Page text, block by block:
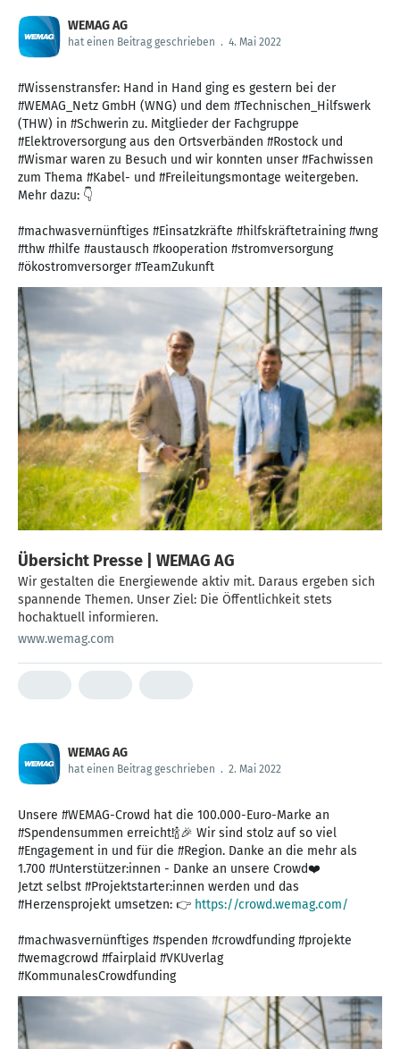
WEMAG AG
hat einen Beitrag geschrieben . 4. Mai 2022
#Wissenstransfer: Hand in Hand ging es gestern bei der
#WEMAG_Netz GmbH (WNG) und dem #Technischen_Hilfswerk
(THW) in #Schwerin zu. Mitglieder der Fachgruppe
#Elektroversorgung aus den Ortsverbänden #Rostock und
#Wismar waren zu Besuch und wir konnten unser #Fachwissen
zum Thema #Kabel- und #Freileitungsmontage weitergeben.
Mehr dazu: 👇
#machwasvernünftiges #Einsatzkräfte #hilfskräftetraining #wng
#thw #hilfe #austausch #kooperation #stromversorgung
#ökostromversorger #TeamZukunft
Übersicht Presse | WEMAG AG
Wir gestalten die Energiewende aktiv mit. Daraus ergeben sich
spannende Themen. Unser Ziel: Die Öffentlichkeit stets
hochaktuell informieren.
www.wemag.com
WEMAG AG
hat einen Beitrag geschrieben . 2. Mai 2022
Unsere #WEMAG-Crowd hat die 100.000-Euro-Marke an
#Spendensummen erreicht!🍾🎉 Wir sind stolz auf so viel
#Engagement in und für die #Region. Danke an die mehr als
1.700 #Unterstützer:innen - Danke an unsere Crowd❤️
Jetzt selbst #Projektstarter:innen werden und das
#Herzensprojekt umsetzen: 👉 https://crowd.wemag.com/
#machwasvernünftiges #spenden #crowdfunding #projekte
#wemagcrowd #fairplaid #VKUverlag
#KommunalesCrowdfunding